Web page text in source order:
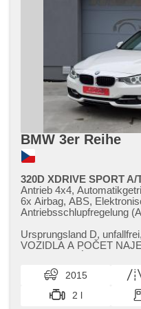
BMW 3er Reihe
320D XDRIVE SPORT A/
Antrieb 4x4,
6x Airbag, ABS,
Antriebsschlupfregelung
Klimaautomatik, Bi
denní svícení,
režimu, Navigation,
přední, parkovací
startování, Lichtsensor,
einstellbar,
Ursprungsland D,​
VOZIDLA A POČET
2015
2 l